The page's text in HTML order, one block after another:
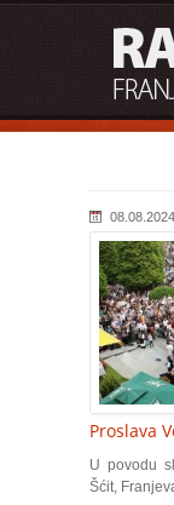
08.08.2024
Proslava
U povodu
Šćit,